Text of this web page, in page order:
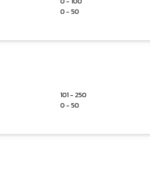
0 - 50
101 - 250
0 - 50